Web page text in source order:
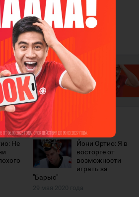
Барыс
Не
Йони Ортио: Я в
восторге от
возможности
играть за
"Барыс"